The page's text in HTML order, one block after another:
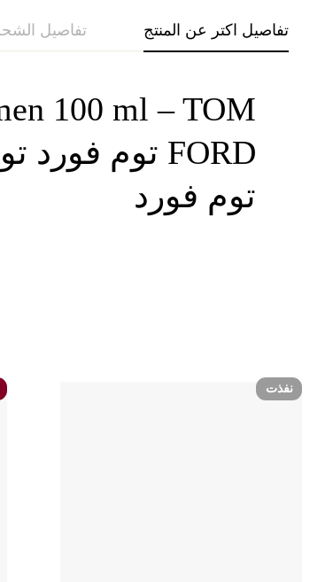
تفاصيل اكتر عن المنتج تفاصيل
100 ml – TOM
توم فورد
نفذت